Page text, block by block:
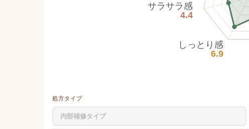
しっとり感
6.9
サラサラ感
4.4
処方タイプ
内部補修タイプ